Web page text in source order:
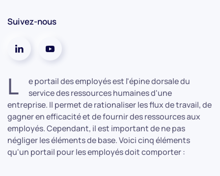
Suivez-nous
L
e portail des employés est l'épine dorsale du
service des ressources humaines d'une
entreprise. Il permet de rationaliser les flux de travail, de
gagner en efficacité et de fournir des ressources aux
employés. Cependant, il est important de ne pas
négliger les éléments de base. Voici cinq éléments
qu'un portail pour les employés doit comporter :